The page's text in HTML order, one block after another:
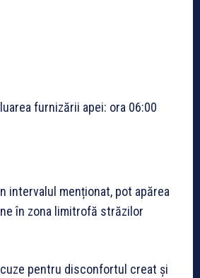
furnizării apei: ora 06:00
intervalul menționat, pot apărea
în zona limitrofă străzilor
pentru disconfortul creat și